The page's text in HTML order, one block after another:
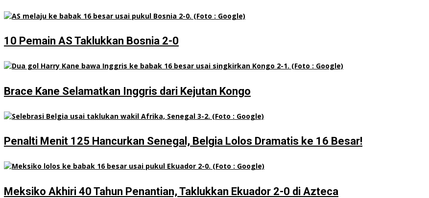
10 Pemain AS Taklukkan Bosnia 2-0
Brace Kane Selamatkan Inggris dari Kejutan Kongo
Penalti Menit 125 Hancurkan Senegal, Belgia Lolos Dramatis ke 16 Besar!
Meksiko Akhiri 40 Tahun Penantian, Taklukkan Ekuador 2-0 di Azteca